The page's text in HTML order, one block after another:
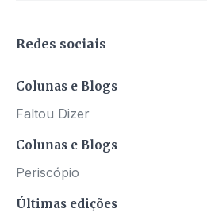
Redes sociais
Colunas e Blogs
Faltou Dizer
Colunas e Blogs
Periscópio
Últimas edições